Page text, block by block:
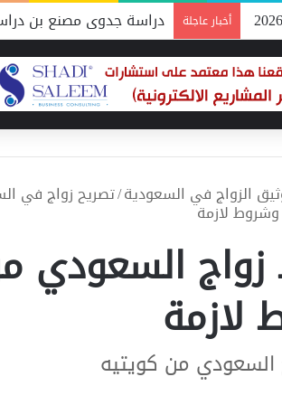
أخبار عاجلة دراسة جدوى مصنع بن
الزواج في السعودية/تصريح زواج في
لازمة
السعودي
لازمة
من كويتيه